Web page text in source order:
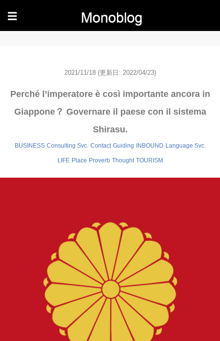
☰
2021/11/18 (更新日: 2022/04/23)
Perché l’imperatore è così importante ancora in
Giappone？ Governare il paese con il sistema
Shirasu.
BUSINESS Consulting Svc. Contact Guiding INBOUND Language Svc.
LIFE Place Proverb Thought TOURISM